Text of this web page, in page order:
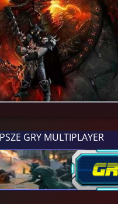
GRY MULTIPLAYER